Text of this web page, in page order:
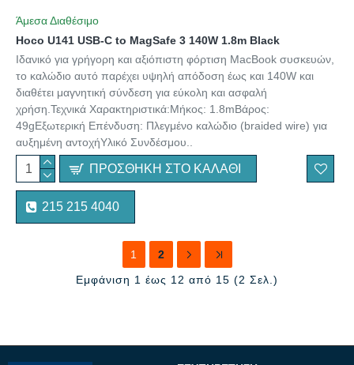
Άμεσα Διαθέσιμο
Hoco U141 USB-C to MagSafe 3 140W 1.8m Black
Ιδανικό για γρήγορη και αξιόπιστη φόρτιση MacBook συσκευών,
το καλώδιο αυτό παρέχει υψηλή απόδοση έως και 140W και
διαθέτει μαγνητική σύνδεση για εύκολη και ασφαλή
χρήση.Τεχνικά Χαρακτηριστικά:Μήκος: 1.8mΒάρος:
49gΕξωτερική Επένδυση: Πλεγμένο καλώδιο (braided wire) για
αυξημένη αντοχήΥλικό Συνδέσμου..
ΠΡΟΣΘΉΚΗ ΣΤΟ ΚΑΛΆΘΙ
215 215 4040
1
2
Εμφάνιση 1 έως 12 από 15 (2 Σελ.)